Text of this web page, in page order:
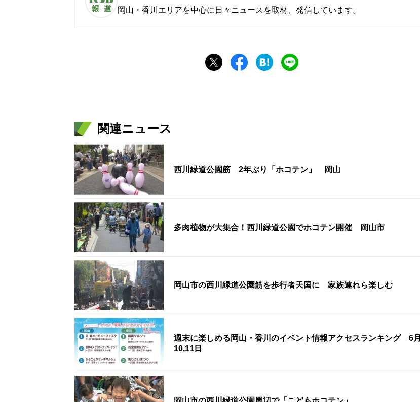
岡山・香川エリアを中心に日々ニュースを取材、発信しています。
関連ニュース
西川緑道公園筋 2年ぶり「ホコテン」 岡山
多肉植物が大集合！西川緑道公園でホコテン開催 岡山市
岡山市の西川緑道公園筋を歩行者天国に 家族連れら楽しむ
週末に楽しめる岡山・香川のイベント情報アクセスランキング 6月
10,11日